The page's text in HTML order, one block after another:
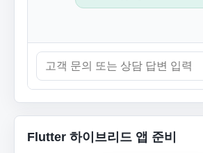
Flutter 하이브리드 앱 준비